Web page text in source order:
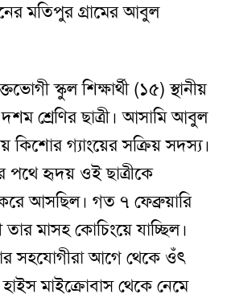
মতিপুর গ্রামের আবুল
স্কুল শিক্ষার্থী (১৫) স্থানীয়
শ্রেণির ছাত্রী। আসামি আবুল
কিশোর গ্যাংয়ের সক্রিয় সদস্য।
পথে হৃদয় ওই ছাত্রীকে
করে আসছিল। গত ৭ ফেব্রুয়ারি
মাসহ কোচিংয়ে যাচ্ছিল।
সহযোগীরা আগে থেকে ওঁৎ
মাইক্রোবাস থেকে নেমে